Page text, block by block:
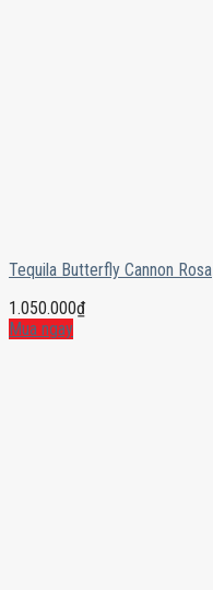
Tequila Butterfly Cannon Rosa
1.050.000₫
Mua ngay